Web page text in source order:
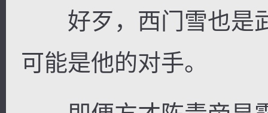
好歹，西门雪也是
可能是他的对手。